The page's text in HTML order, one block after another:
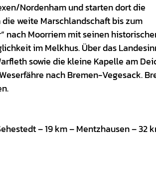
Nordenham und starten dort die
weite Marschlandschaft bis zum
nach Moorriem mit seinen
im Melkhus. Über das
sowie die kleine Kapelle am
nach Bremen-Vegesack.
– 19 km – Mentzhausen – 32